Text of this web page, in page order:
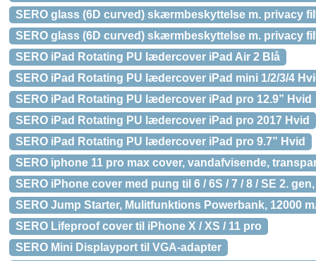
SERO glass (6D curved) skærmbeskyttelse m. privacy
SERO glass (6D curved) skærmbeskyttelse m. privacy
SERO iPad Rotating PU lædercover iPad Air 2 Blå
SERO iPad Rotating PU lædercover iPad mini 1/2/3/4
SERO iPad Rotating PU lædercover iPad pro 12.9” Hvid
SERO iPad Rotating PU lædercover iPad pro 2017 Hvid
SERO iPad Rotating PU lædercover iPad pro 9.7” Hvid
SERO iphone 11 pro max cover, vandafvisende,
SERO iPhone cover med pung til 6 / 6S / 7 / 8 / SE 2.
SERO Jump Starter, Mulitfunktions Powerbank, 12000
SERO Lifeproof cover til iPhone X / XS / 11 pro
SERO Mini Displayport til VGA-adapter